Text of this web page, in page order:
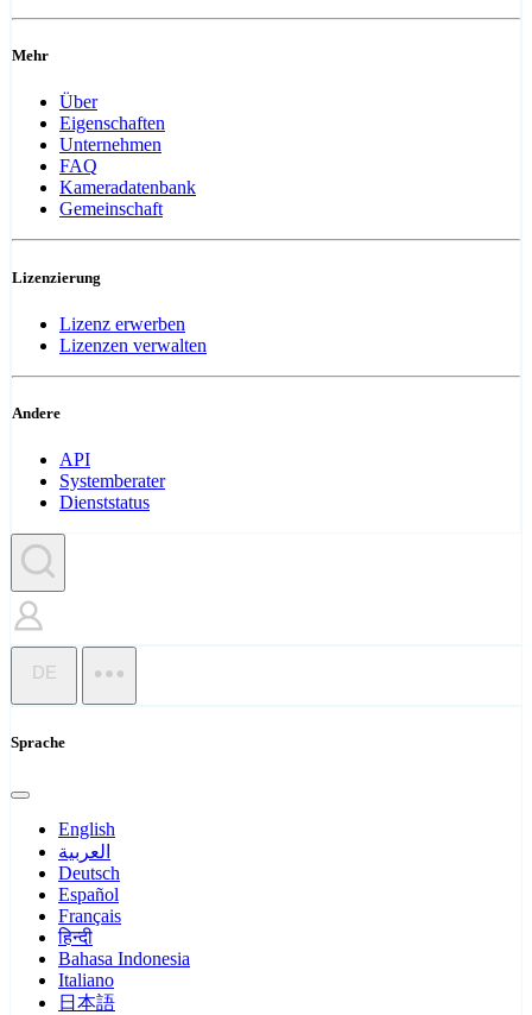
Mehr
Über
Eigenschaften
Unternehmen
FAQ
Kameradatenbank
Gemeinschaft
Lizenzierung
Lizenz erwerben
Lizenzen verwalten
Andere
API
Systemberater
Dienststatus
DE
Sprache
English
العربية
Deutsch
Español
Français
हिन्दी
Bahasa Indonesia
Italiano
日本語